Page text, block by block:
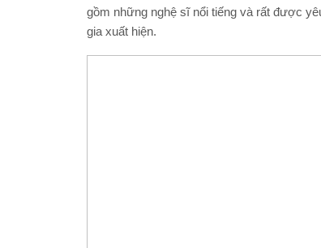
gồm những nghệ sĩ nổi tiếng và rất được
gia xuất hiện.